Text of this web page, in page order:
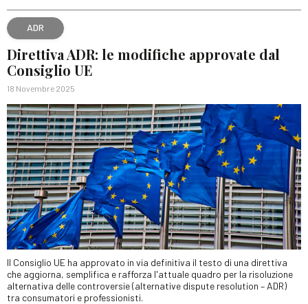
ADR
Direttiva ADR: le modifiche approvate dal
Consiglio UE
18 Novembre 2025
Il Consiglio UE ha approvato in via definitiva il testo di una direttiva
che aggiorna, semplifica e rafforza l'attuale quadro per la risoluzione
alternativa delle controversie (alternative dispute resolution – ADR)
tra consumatori e professionisti.